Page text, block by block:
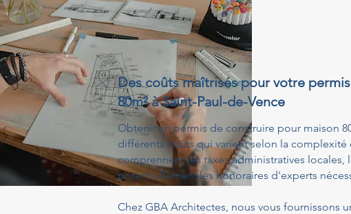
Des coûts maîtrisés pour votre
80m² à Saint-Paul-de-Vence
Obtenir un permis de construire pour maison
différents coûts qui varient selon la
comprennent les taxes administratives
potentiellement les honoraires d'experts
Chez GBA Architectes, nous vous fournissons